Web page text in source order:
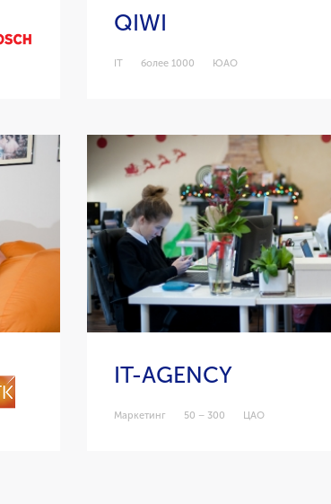
QIWI
IT более 1000 ЮАО
IT-AGENCY
Маркетинг 50 – 300 ЦАО